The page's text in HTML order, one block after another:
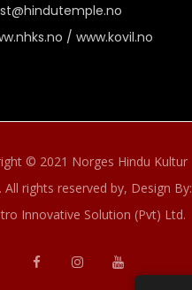
/ www.kovil.no
© 2021 Norges Hindu Kultur
All rights reserved by, Design By:
Innovative Solution (Pvt) Ltd.